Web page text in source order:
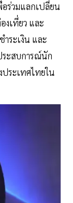
อร่วมแลกเปลี่ยน
งเที่ยว และ
ำระเงิน และ
ระสบการณ์นัก
ระเทศไทยใน